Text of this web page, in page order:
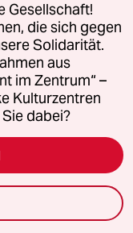
Gesellschaft!
die sich gegen
Solidarität.
aus
im Zentrum“ –
Kulturzentren
dabei?